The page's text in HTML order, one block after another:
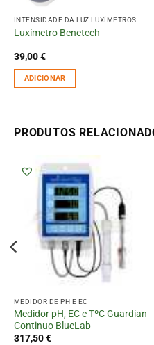
INTENSIDADE DA LUZ LUXÍMETROS
Luxímetro Benetech
39,00€
ADICIONAR
PRODUTOS
MEDIDOR DE PH E EC
Medidor pH, EC e TºC Guardian
Continuo BlueLab
317,50€